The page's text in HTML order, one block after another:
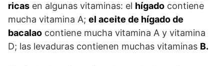
ricas en algunas vitaminas: el hígado contiene
mucha vitamina A; el aceite de hígado de
bacalao contiene mucha vitamina A y vitamina
D; las levaduras contienen muchas vitaminas B.